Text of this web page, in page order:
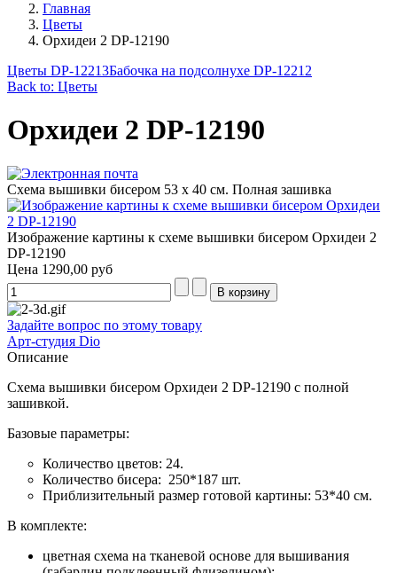
Главная
Цветы
Орхидеи 2 DP-12190
Цветы DP-12213Бабочка на подсолнухе DP-12212
Back to: Цветы
Орхидеи 2 DP-12190
Схема вышивки бисером 53 х 40 см. Полная зашивка
Изображение картины к схеме вышивки бисером Орхидеи 2
DP-12190
Цена 1290,00 руб
Задайте вопрос по этому товару
Арт-студия Dio
Описание
Схема вышивки бисером Орхидеи 2 DP-12190 с полной
зашивкой.
Базовые параметры:
Количество цветов: 24.
Количество бисера: 250*187 шт.
Приблизительный размер готовой картины: 53*40 см.
В комплекте:
цветная схема на тканевой основе для вышивания